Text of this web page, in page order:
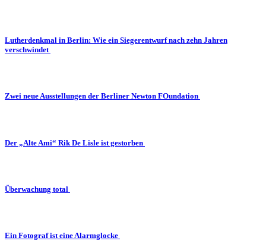
Lutherdenkmal in Berlin: Wie ein Siegerentwurf nach zehn Jahren
verschwindet
Zwei neue Ausstellungen der Berliner Newton FOundation
Der „Alte Ami“ Rik De Lisle ist gestorben
Überwachung total
Ein Fotograf ist eine Alarmglocke